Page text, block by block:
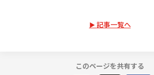
記事一覧へ
このページを共有する